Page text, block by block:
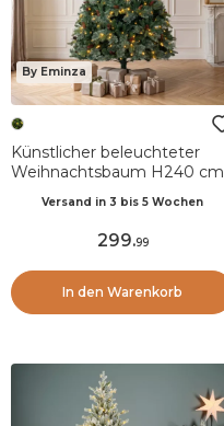
By Eminza
Künstlicher beleuchteter
Weihnachtsbaum H240 cm
Tannengrün
Versand in 3 bis 5 Wochen
299.99
In den Warenkorb